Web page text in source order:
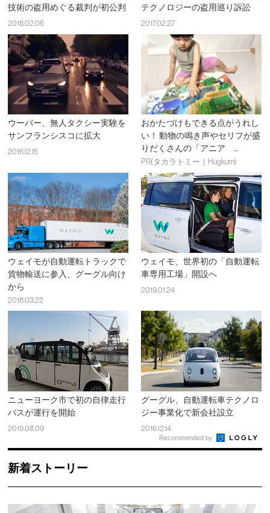
技術の盗用めぐる裁判が初公判
2018.02.06
テクノロジーの盗用巡り訴訟
2017.02.27
ウーバー、無人タクシー実験を
サンフランシスコに拡大
2016.12.15
おかたづけもできる点がうれし
い！ 動物の鳴き声やセリフが盛
りだくさんの「アニア ...
PR(タカラトミー｜Hugkum)
ウェイモが自動運転トラックで
貨物輸送に参入、グーグル向け
から
2018.03.22
ウェイモ、世界初の「自動運転
車専用工場」開設へ
2019.01.24
ニューヨーク市で初の自律走行
バスが運行を開始
2019.08.09
グーグル、自動運転車テクノロ
ジー事業化で新会社設立
2016.12.14
Recommended by
新着ストーリー